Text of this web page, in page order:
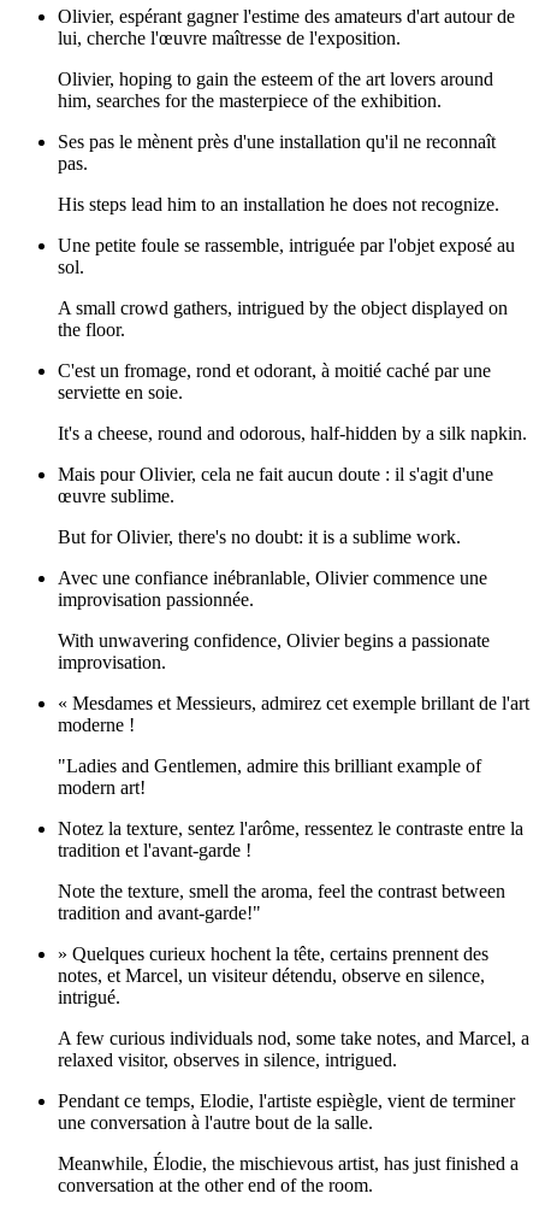
Olivier, espérant gagner l'estime des amateurs d'art autour de
lui, cherche l'œuvre maîtresse de l'exposition.
Olivier, hoping to gain the esteem of the art lovers around
him, searches for the masterpiece of the exhibition.
Ses pas le mènent près d'une installation qu'il ne reconnaît
pas.
His steps lead him to an installation he does not recognize.
Une petite foule se rassemble, intriguée par l'objet exposé au
sol.
A small crowd gathers, intrigued by the object displayed on
the floor.
C'est un fromage, rond et odorant, à moitié caché par une
serviette en soie.
It's a cheese, round and odorous, half-hidden by a silk napkin.
Mais pour Olivier, cela ne fait aucun doute : il s'agit d'une
œuvre sublime.
But for Olivier, there's no doubt: it is a sublime work.
Avec une confiance inébranlable, Olivier commence une
improvisation passionnée.
With unwavering confidence, Olivier begins a passionate
improvisation.
« Mesdames et Messieurs, admirez cet exemple brillant de l'art
moderne !
"Ladies and Gentlemen, admire this brilliant example of
modern art!
Notez la texture, sentez l'arôme, ressentez le contraste entre la
tradition et l'avant-garde !
Note the texture, smell the aroma, feel the contrast between
tradition and avant-garde!"
» Quelques curieux hochent la tête, certains prennent des
notes, et Marcel, un visiteur détendu, observe en silence,
intrigué.
A few curious individuals nod, some take notes, and Marcel, a
relaxed visitor, observes in silence, intrigued.
Pendant ce temps, Elodie, l'artiste espiègle, vient de terminer
une conversation à l'autre bout de la salle.
Meanwhile, Élodie, the mischievous artist, has just finished a
conversation at the other end of the room.